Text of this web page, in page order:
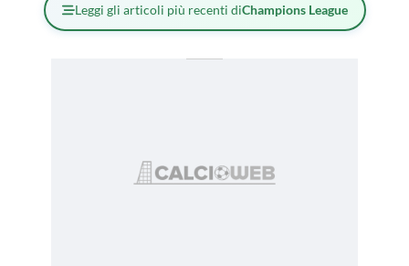
Leggi gli articoli più recenti diChampions League